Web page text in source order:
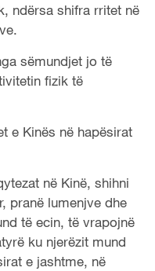
ndërsa shifra rritet në
sëmundjet jo të
fizik të
e Kinës në hapësirat
në Kinë, shihni
pranë lumenjve dhe
të ecin, të vrapojnë
ku njerëzit mund
e jashtme, në